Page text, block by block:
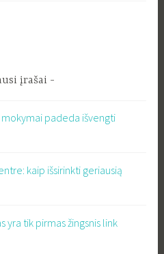
įrašai
mokymai padeda išvengti
kaip išsirinkti geriausią
yra tik pirmas žingsnis link